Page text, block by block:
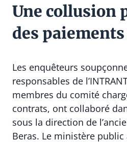
Une collusion
des
Les enquêteurs
responsables de
membres du comité
contrats, ont collaboré
sous la direction de
Beras. Le ministère public